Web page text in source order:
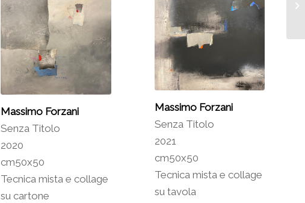
Massimo Forzani
Senza Titolo
2020
cm50x50
Tecnica mista e collage
su cartone
Massimo Forzani
Senza Titolo
2021
cm50x50
Tecnica mista e collage
su tavola